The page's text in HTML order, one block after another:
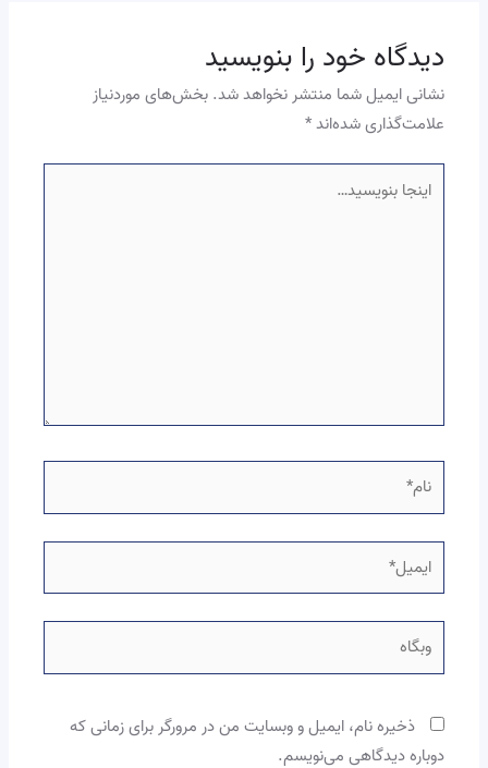
دیدگاه‌ خود را بنویسید
نشانی ایمیل شما منتشر نخواهد شد. بخش‌های موردنیاز
علامت‌گذاری شده‌اند*
بنویسید…
نام*
وبگاه
ذخیره نام، ایمیل و وبسایت من در مرورگر برای زمانی که
دوباره دیدگاهی می‌نویسم.